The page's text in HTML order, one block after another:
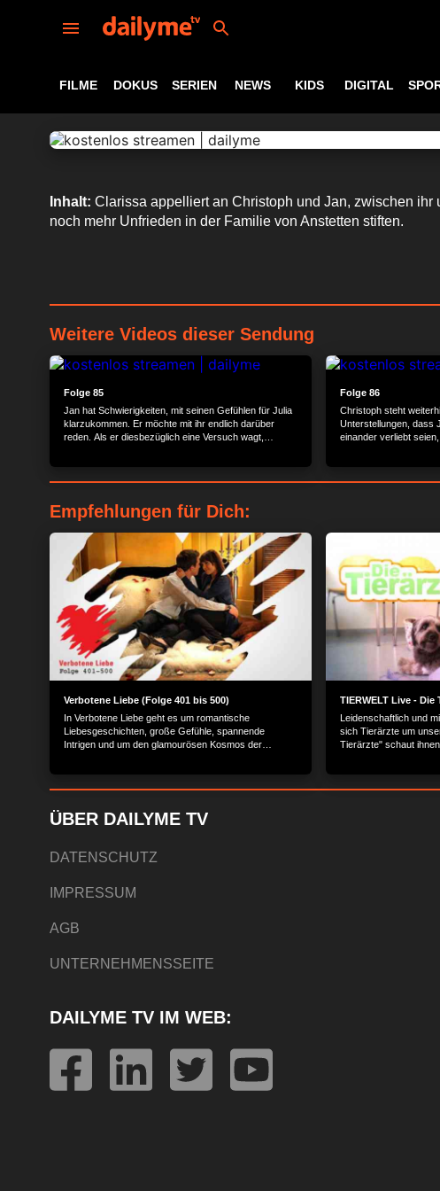
FILME DOKUS SERIEN NEWS KIDS DIGITAL
Inhalt: Clarissa appelliert an Christoph und Jan, zwischen
noch mehr Unfrieden in der Familie von Anstetten stiften.
Weitere Videos dieser Sendung
Folge 85
Jan hat Schwierigkeiten, mit seinen Gefühlen für Julia
klarzukommen. Er möchte mit ihr endlich darüber
reden. Als er diesbezüglich eine Versuch wagt,
Folge 86
Christoph steht
Unterstellungen, dass
einander verliebt
Empfehlungen für Dich:
Verbotene Liebe (Folge 401 bis 500)
In Verbotene Liebe geht es um romantische
Liebesgeschichten, große Gefühle, spannende
Intrigen und um den glamourösen Kosmos der
TIERWELT Live - Die
Leidenschaftlich und
sich Tierärzte um
Tierärzte" schaut
ÜBER DAILYME TV
DATENSCHUTZ
IMPRESSUM
AGB
UNTERNEHMENSSEITE
DAILYME TV IM WEB: